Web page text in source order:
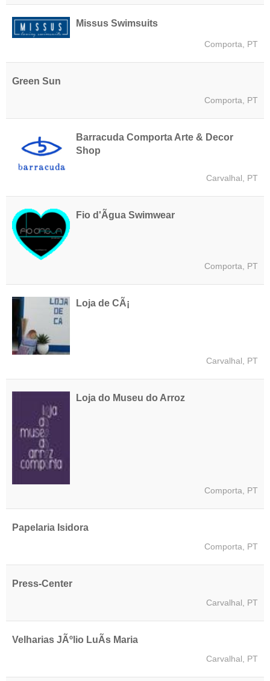
Missus Swimsuits
Comporta, PT
Green Sun
Comporta, PT
Barracuda Comporta Arte & Decor
Shop
Carvalhal, PT
Fio d'Ãgua Swimwear
Comporta, PT
Loja de CÃ¡
Carvalhal, PT
Loja do Museu do Arroz
Comporta, PT
Papelaria Isidora
Comporta, PT
Press-Center
Carvalhal, PT
Velharias JÃºlio LuÃ­s Maria
Carvalhal, PT